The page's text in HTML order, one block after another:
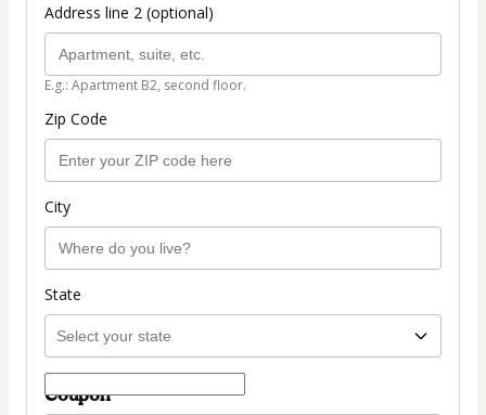
Address line 2 (optional)
E.g.: Apartment B2, second floor.
Zip Code
City
State
Coupon